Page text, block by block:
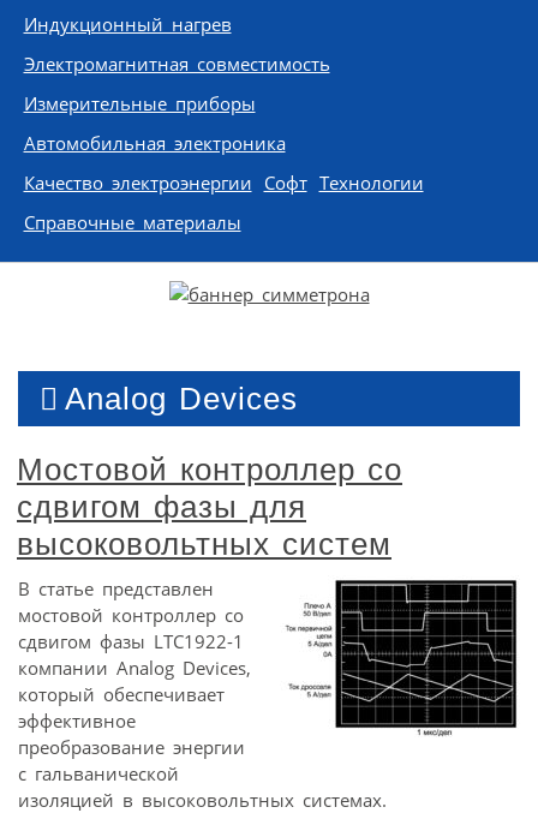
Индукционный нагрев
Электромагнитная совместимость
Измерительные приборы
Автомобильная электроника
Качество электроэнергии Софт Технологии
Справочные материалы
Analog Devices
Мостовой контроллер со
сдвигом фазы для
высоковольтных систем
В статье представлен
мостовой контроллер со
сдвигом фазы LTC1922-1
компании Analog Devices,
который обеспечивает
эффективное
преобразование энергии
с гальванической
изоляцией в высоковольтных системах.